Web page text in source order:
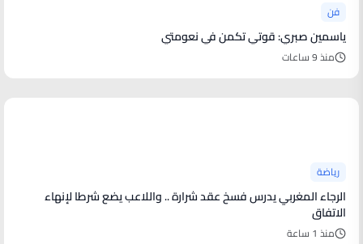
فن
ياسمين صبري: قوتي تكمن في نعومتي
منذ 9 ساعات
رياضة
الرجاء المغربي يدرس فسخ عقد شرارة .. واللاعب يضع شرطا لإنهاء
الاتفاق
منذ 1 ساعة